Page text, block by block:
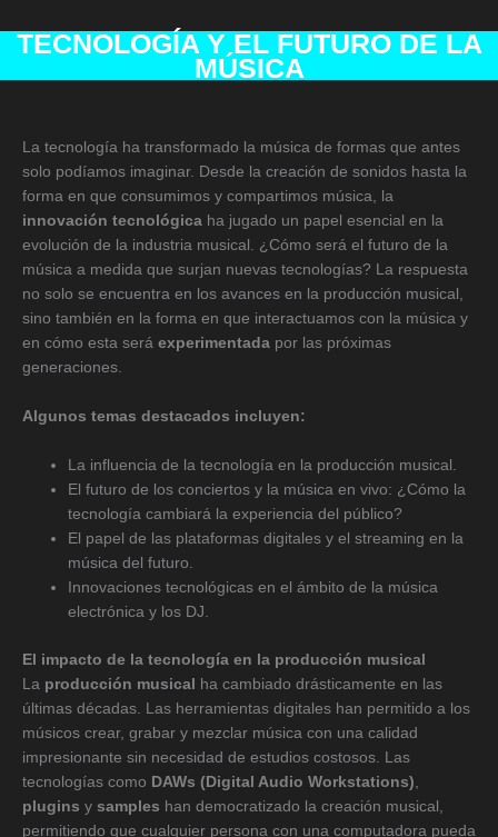
TECNOLOGÍA Y EL FUTURO DE LA
MÚSICA
La tecnología ha transformado la música de formas que antes
solo podíamos imaginar. Desde la creación de sonidos hasta la
forma en que consumimos y compartimos música, la
innovación tecnológica ha jugado un papel esencial en la
evolución de la industria musical. ¿Cómo será el futuro de la
música a medida que surjan nuevas tecnologías? La respuesta
no solo se encuentra en los avances en la producción musical,
sino también en la forma en que interactuamos con la música y
en cómo esta será experimentada por las próximas
generaciones.
Algunos temas destacados incluyen:
La influencia de la tecnología en la producción musical.
El futuro de los conciertos y la música en vivo: ¿Cómo la
tecnología cambiará la experiencia del público?
El papel de las plataformas digitales y el streaming en la
música del futuro.
Innovaciones tecnológicas en el ámbito de la música
electrónica y los DJ.
El impacto de la tecnología en la producción musical
La producción musical ha cambiado drásticamente en las
últimas décadas. Las herramientas digitales han permitido a los
músicos crear, grabar y mezclar música con una calidad
impresionante sin necesidad de estudios costosos. Las
tecnologías como DAWs (Digital Audio Workstations)
plugins y samples han democratizado la creación musical,
permitiendo que cualquier persona con una computadora pueda